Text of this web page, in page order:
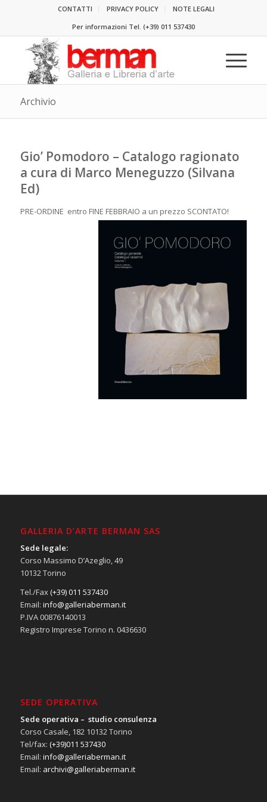
CONTATTI PRIVACY POLICY
NOTE LEGALI
Per informazioni Tel. (+39) 011 537430
Archivio
Gio’ Pomodoro – Catalogo ragionato
a cura di Marco Meneguzzo (Silvana
Ed)
PRE-ORDINE entro FINE FEBBRAIO a un prezzo SCONTATO!
GALLERIA D’ARTE BERMAN SAS
Sede legale:
Corso Massimo D’Azeglio, 49
10132 Torino
Tel./Fax(+39) 011 537430
Email: info@galleriaberman.it
P.IVA 00876140013
Registro Imprese Torino n. 0436630
SEDE OPERATIVA
Sede operativa – studio consulenza
Corso Casale, 182 10132 Torino
Tel/fax: (+39)011 537430
Email: info@galleriaberman.it
Email: archivi@galleriaberman.it